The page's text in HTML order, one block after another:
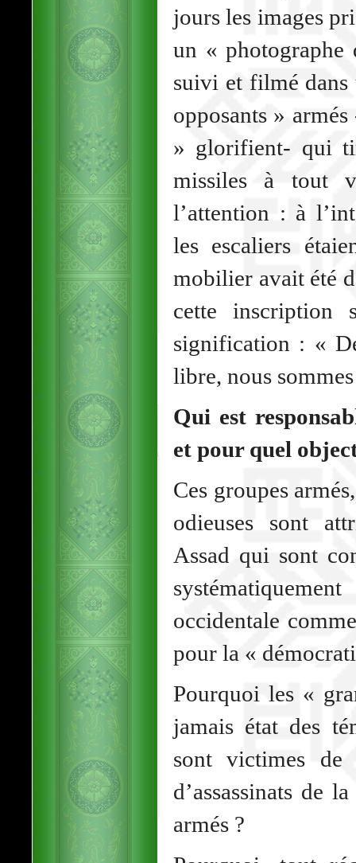
jours les images
un « photographe
suivi et filmé dans
opposants »
» glorifient- qui
missiles à tout
l’attention : à
les escaliers
mobilier avait été
cette inscription
signification : «
libre, nous
Qui est
et pour quel
Ces groupes
odieuses sont
Assad qui sont
occidentale
pour la «
Pourquoi les «
jamais état des
sont victimes de
d’assassinats de
armés ?